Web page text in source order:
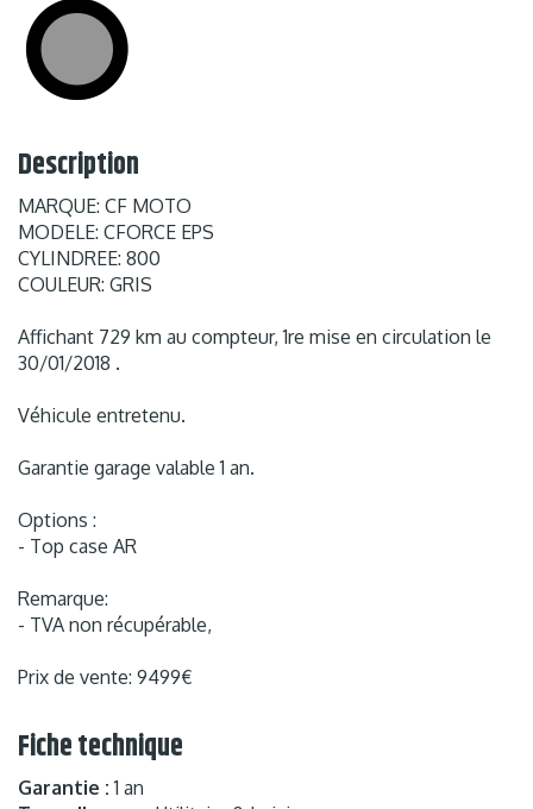
Description
MARQUE: CF MOTO
MODELE: CFORCE EPS
CYLINDREE: 800
COULEUR: GRIS
Affichant 729 km au compteur, 1re mise en circulation le
30/01/2018 .
Véhicule entretenu.
Garantie garage valable 1 an.
Options :
- Top case AR
Remarque:
- TVA non récupérable,
Prix de vente: 9499€
Fiche technique
Garantie : 1 an